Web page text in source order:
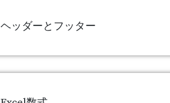
ヘッダーとフッター